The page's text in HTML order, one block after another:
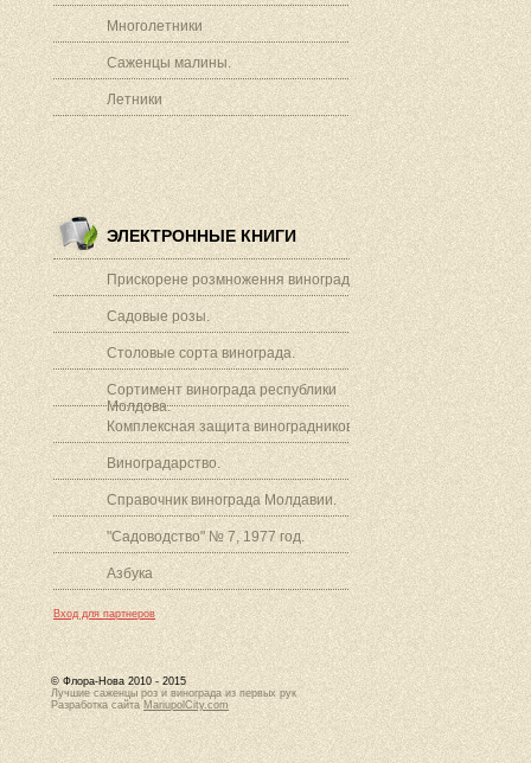
Многолетники
Саженцы малины.
Летники
ЭЛЕКТРОННЫЕ КНИГИ
Прискорене розмноження винограду.
Садовые розы.
Столовые сорта винограда.
Сортимент винограда республики
Молдова.
Комплексная защита виноградников.
Виноградарство.
Справочник винограда Молдавии.
"Садоводство" № 7, 1977 год.
Азбука
Вход для партнеров
© Флора-Нова 2010 - 2015
Лучшие саженцы роз и винограда из первых рук
Разработка сайта MariupolCity.com